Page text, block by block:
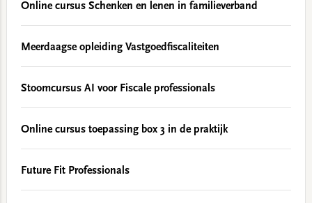
Online cursus Schenken en lenen in familieverband
Meerdaagse opleiding Vastgoedfiscaliteiten
Stoomcursus AI voor Fiscale professionals
Online cursus toepassing box 3 in de praktijk
Future Fit Professionals